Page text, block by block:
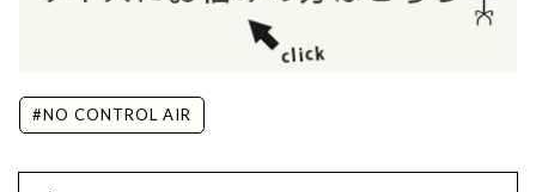
#NO CONTROL AIR